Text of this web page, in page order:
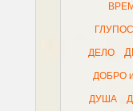
ДЕЛО
ДОБРО
ДУША